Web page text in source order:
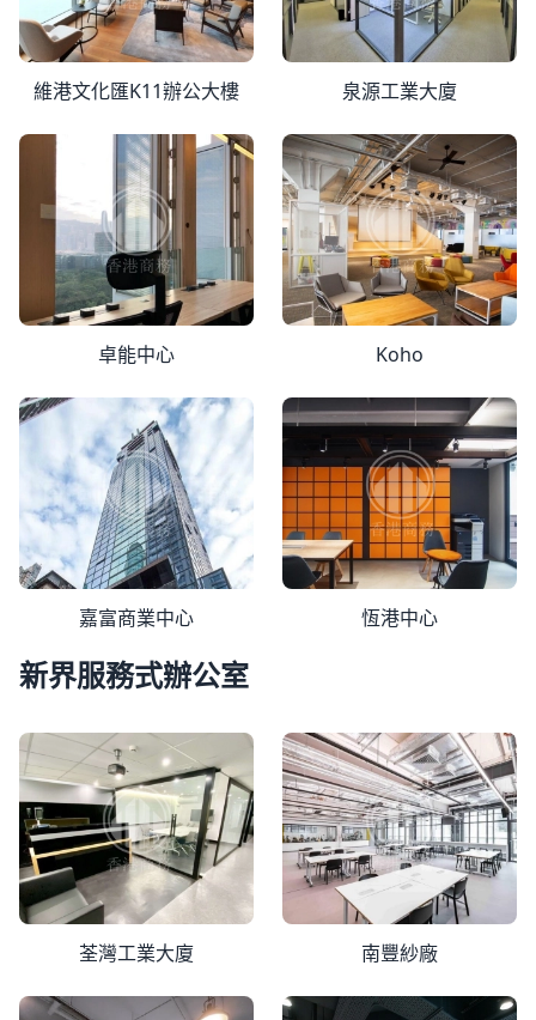
維港文化匯K11辦公大樓 泉源工業大廈
卓能中心 Koho
嘉富商業中心 恆港中心
新界服務式辦公室
荃灣工業大廈 南豐紗廠